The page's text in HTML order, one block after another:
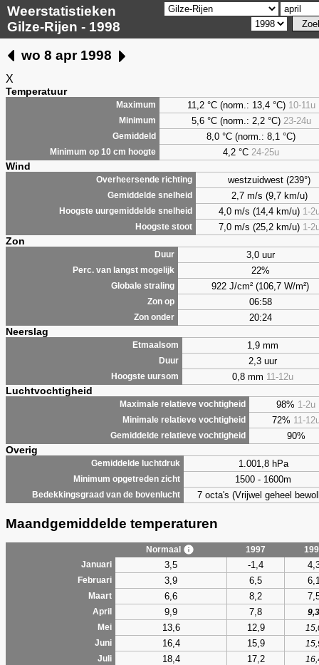
Weerstatistieken
Gilze-Rijen - 1998
wo 8 apr 1998
X
Temperatuur
Maximum 11,2 °C (norm.: 13,4 °C) 10-11u
Minimum 5,6°C (norm.: 2,2 °C) 23-24u
Gemiddeld 8,0 °C (norm.: 8,1 °C)
Minimum op 10 cm hoogte 4,2 °C 24-25u
Wind
Overheersende richting westzuidwest (239°)
Gemiddelde snelheid 2,7 m/s (9,7 km/u)
Hoogste uurgemiddelde snelheid 4,0 m/s (14,4 km/u) 1-
Hoogste stoot 7,0 m/s (25,2 km/u) 1-
Zon
Duur 3,0 uur
Perc. van langst mogelijk 22%
Globale straling 922 J/cm² (106,7 W/m²)
Zon op 06:58
Zon onder 20:24
Neerslag
Etmaalsom 1,9 mm
Duur 2,3 uur
Hoogste uursom 0,8 mm 11-12u
Luchtvochtigheid
Maximale relatieve vochtigheid 98% 1-2u
Minimale relatieve vochtigheid 72% 11-
Gemiddelde relatieve vochtigheid 90%
Overig
Gemiddelde luchtdruk 1.001,8 hPa
Minimum opgetreden zicht 1500 - 1600m
Bedekkingsgraad van de bovenlucht 7 octa's (Vrijwel geheel
Maandgemiddelde temperaturen
Normaal 1997
Januari
3,5 -1,4
Februari 3,9 6,5
Maart 6,6 8,2
April 9,9 7,8
9,3
Mei
13,6 12,9
Juni
16,4 15,9
Juli
18,4 17,2